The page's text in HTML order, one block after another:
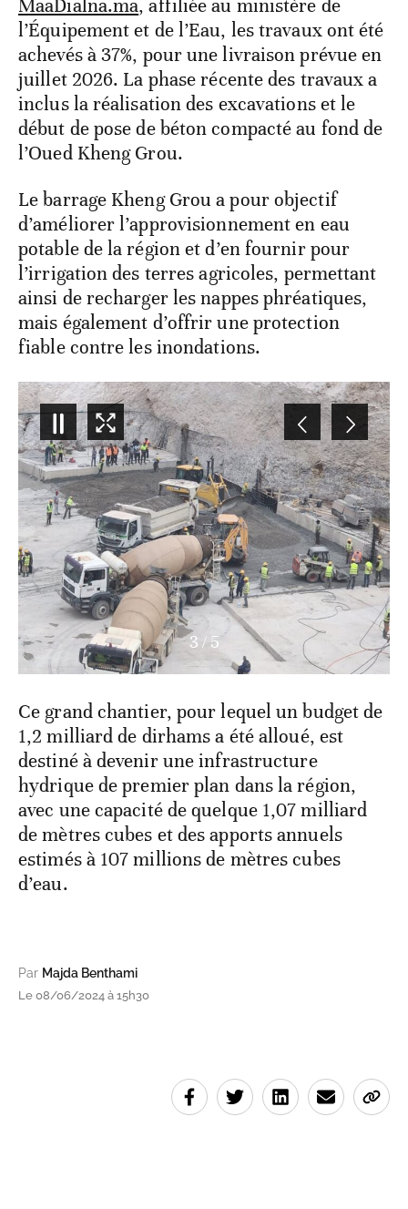
MaaDialna.ma, affiliée au ministère de
l’Équipement et de l’Eau, les travaux ont été
achevés à 37%, pour une livraison prévue en
juillet 2026. La phase récente des travaux a
inclus la réalisation des excavations et le
début de pose de béton compacté au fond de
l’Oued Kheng Grou.
Le barrage Kheng Grou a pour objectif
d’améliorer l’approvisionnement en eau
potable de la région et d’en fournir pour
l’irrigation des terres agricoles, permettant
ainsi de recharger les nappes phréatiques,
mais également d’offrir une protection
fiable contre les inondations.
3 / 5
Ce grand chantier, pour lequel un budget de
1,2 milliard de dirhams a été alloué, est
destiné à devenir une infrastructure
hydrique de premier plan dans la région,
avec une capacité de quelque 1,07 milliard
de mètres cubes et des apports annuels
estimés à 107 millions de mètres cubes
d’eau.
Par Majda Benthami
Le 08/06/2024 à 15h30